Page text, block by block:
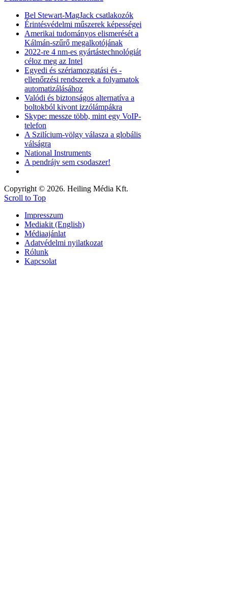
Bel Stewart-MagJack csatlakozók
Érintésvédelmi műszerek képességei
Amerikai tudományos elismerését a
Kálmán-szűrő megalkotójának
2022-re 4 nm-es gyártástechnológiát
céloz meg az Intel
Egyedi és szériamozgatási és -
ellenőrzési rendszerek a folyamatok
automatizálásához
Valódi és biztonságos alternatíva a
boltokból kivont izzólámpákra
Skype: messze több, mint egy VoIP-
telefon
A Szilícium-völgy válasza a globális
válságra
National Instruments
A pendrájv sem csodaszer!
Copyright © 2026. Heiling Média Kft.
Scroll to Top
Impresszum
Mediakit (English)
Médiaajánlat
Adatvédelmi nyilatkozat
Rólunk
Kapcsolat